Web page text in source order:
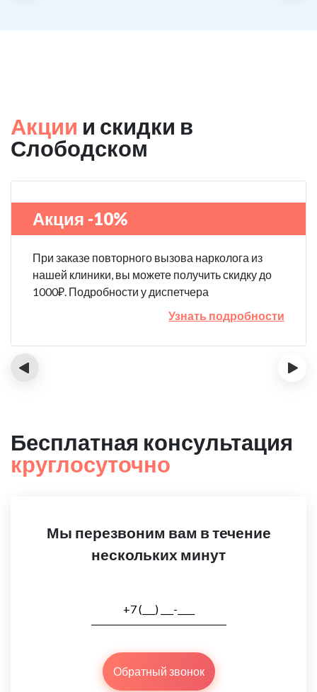
Акции и скидки в
Слободском
Акция -10%
При заказе повторного вызова нарколога из
нашей клиники, вы можете получить скидку до
1000₽. Подробности у диспетчера
Узнать подробности
‹ ›
Бесплатная консультация
круглосуточно
Мы перезвоним вам в течение
нескольких минут
Обратный звонок